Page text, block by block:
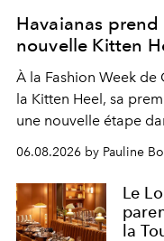
Havaianas
nouvelle Kitten
À la Fashion Week
la Kitten Heel, sa
une nouvelle étape
06.08.2026 by Pauline
Le
la